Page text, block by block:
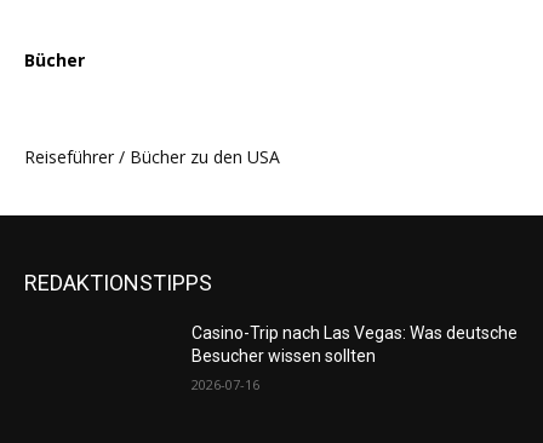
Bücher
Reiseführer / Bücher zu den USA
REDAKTIONSTIPPS
Casino-Trip nach Las Vegas: Was deutsche
Besucher wissen sollten
2026-07-16